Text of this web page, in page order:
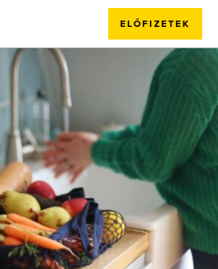
ELŐFIZETEK